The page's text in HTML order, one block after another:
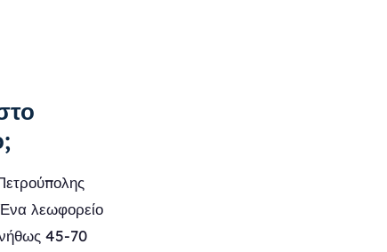
λεωφορείο
45-70